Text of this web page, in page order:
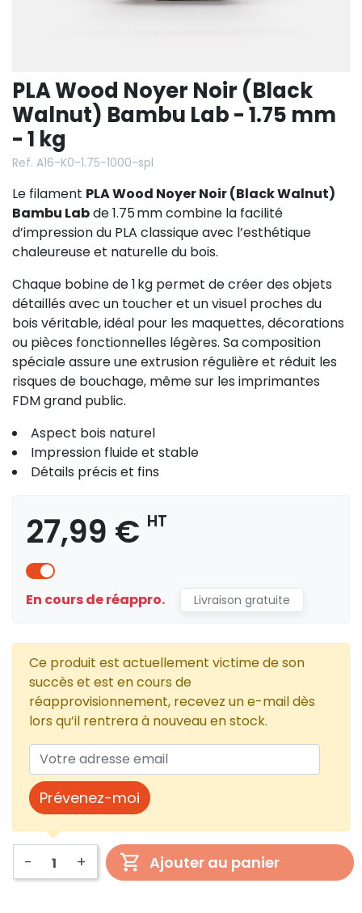
PLA Wood Noyer Noir (Black
Walnut) Bambu Lab - 1.75 mm
- 1 kg
Ref. A16-K0-1.75-1000-spl
Le filament PLA Wood Noyer Noir (Black Walnut)
Bambu Labde 1.75 mm combine la facilité
d’impression du PLA classique avec l’esthétique
chaleureuse et naturelle du bois.
Chaque bobine de 1 kg permet de créer des objets
détaillés avec un toucher et un visuel proches du
bois véritable, idéal pour les maquettes, décorations
ou pièces fonctionnelles légères. Sa composition
spéciale assure une extrusion régulière et réduit les
risques de bouchage, même sur les imprimantes
FDM grand public.
Aspect bois naturel
Impression fluide et stable
Détails précis et fins
27,99 € HT
En cours de réappro. Livraison gratuite
Ce produit est actuellement victime de son
succès et est en cours de
réapprovisionnement, recevez un e-mail dès
lors qu’il rentrera à nouveau en stock.
Prévenez-moi
- + Ajouter au panier